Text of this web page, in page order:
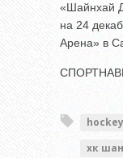
«Шайнхай
на 24
Арена» в
hockey
хк